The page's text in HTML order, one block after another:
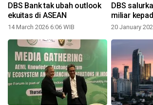
DBS Bank tak ubah outlook
ekuitas di ASEAN
14 March 2026 6:06 WIB
DBS
miliar
20 January